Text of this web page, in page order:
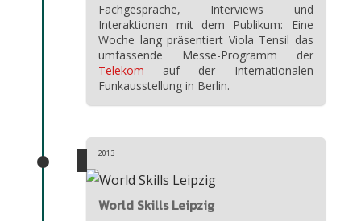
Fachgespräche, Interviews und
Interaktionen mit dem Publikum: Eine
Woche lang präsentiert Viola Tensil das
umfassende Messe-Programm der
Telekom auf der Internationalen
Funkausstellung in Berlin.
World Skills Leipzig
2013